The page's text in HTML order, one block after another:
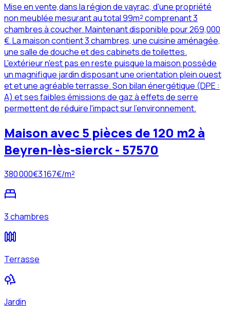
Mise en vente,dans la région de vayrac, d'une propriété
non meublée mesurant au total 99m² comprenant 3
chambres à coucher. Maintenant disponible pour 269,000
€. La maison contient 3 chambres, une cuisine aménagée,
une salle de douche et des cabinets de toilettes.
L'extérieur n'est pas en reste puisque la maison possède
un magnifique jardin disposant une orientation plein ouest
et et une agréable terrasse. Son bilan énergétique (DPE :
A) et ses faibles émissions de gaz à effets de serre
permettent de réduire l'impact sur l'environnement.
Maison avec 5 pièces de 120 m2 à
Beyren-lès-sierck - 57570
380 000€3 167€/m²
3 chambres
Terrasse
Jardin